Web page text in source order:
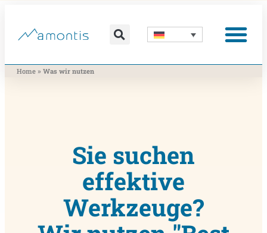
Home » Was wir nutzen
Sie suchen
effektive
Werkzeuge?